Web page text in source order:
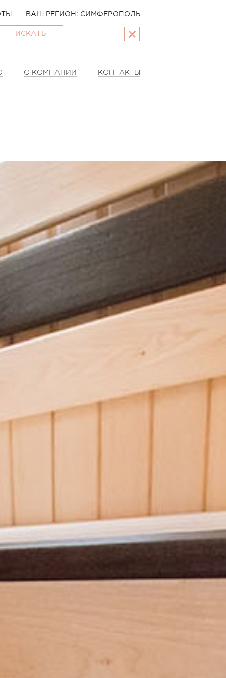
ВАШ РЕГИОН: СИМФЕРОПОЛЬ
ИСКАТЬ
О КОМПАНИИ КОНТАКТЫ